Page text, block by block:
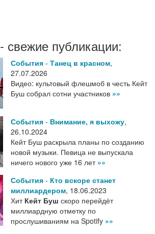
- свежие публикации:
События - Танец в красном,
27.07.2026
Видео: культовый флешмоб в честь Кейт
Буш собрал сотни участников »»
События - Внимание, я выхожу,
26.10.2024
Кейт Буш раскрыла планы по созданию
новой музыки. Певица не выпускала
ничего нового уже 16 лет »»
События - Кто вскоре станет
миллиардером, 18.06.2023
Хит Кейт Буш скоро перейдёт
миллиардную отметку по
прослушиваниям на Spotify »»